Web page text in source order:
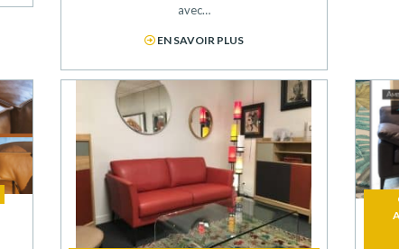
avec…
EN SAVOIR PLUS